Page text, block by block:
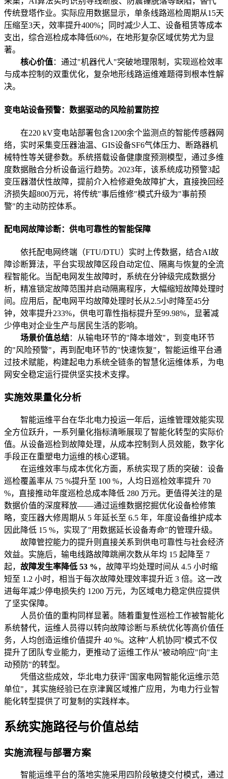
传统登塔作业。实际应用数据显示，单条线路巡检周期从15天
压缩至3天，效率提升400%；同时减少人工、设备租赁等成本
支出，综合巡检成本降低60%，在地形复杂区域优势尤为显
著。
核心价值：通过"机器代人"突破地理限制，实现巡检效率
与成本控制的双重优化，复杂地形线路运维难题得到根本性解
决。
变电站设备预警：数据驱动的风险前置防控
在220 kV变电站部署包含1200余个监测点的智能传感器网
络，实时采集变压器油温、GIS设备SF6气体压力、断路器机
械特性等关键参数。系统搭载设备健康度预测模型，通过多维
度数据融合分析设备运行趋势。2023年，该系统成功预警3起
变压器潜伏性故障，提前介入检修避免故障扩大，直接挽回经
济损失超800万元，将传统"事后维修"模式升级为"事前预
警"的主动防控体系。
配电网故障诊断：供电可靠性的智能保障
依托配电网终端（FTU/DTU）实时上传数据，结合AI故
障诊断算法，平台实现故障区段自动定位、隔离与恢复的全流
程智能化。当配电网发生故障时，系统在分钟级完成数据分
析，精准锁定故障范围并启动隔离程序，大幅缩短故障处理时
间。应用后，配电网平均故障处理时长从2.5小时降至45分
钟，效率提升233%，供电可靠性指标提升至99.98%，显著减
少停电对企业生产与居民生活的影响。
场景价值总结：从输电环节的"降本增效"，到变电环节
的"风险预警"，再到配电环节的"快速恢复"，智能运维平台通
过技术赋能，构建起电力系统全链条的智慧化运维体系，为电
网安全稳定运行提供坚实技术支撑。
实施效果量化分析
智能运维平台在华北电力投运一年后，运维管理效能实现
全方位跃升，一系列量化指标清晰展现了智能化转型的实际价
值。从设备巡检到故障处理，从成本控制到人员效能，数字化
手段正在重塑电力运维的核心逻辑。
在运维效率与成本优化方面，系统实现了质的突破：设备
巡检覆盖率从 75 %提升至 100 %，人均日巡检效率提升 70
%，直接推动年度巡检总成本降低 280 万元。更值得关注的是
数据价值的深度释放——通过运维数据挖掘优化设备检修策
略，变压器大修周期从 5 年延长至 6.5 年，年度设备维护成本
因此降低 15 %，实现了"用数据延长设备寿命"的管理升级。
故障管控能力的提升则直接关系到供电可靠性与社会经济
效益。实施后，输电线路故障跳闸次数从年均 15 起降至 7
起， 故障发生率降低 53 %，故障平均处理时间从 4.5 小时缩
短至 1.2 小时，相当于每次故障处理效率提升近 3 倍。这一改
进每年减少停电损失约 1200 万元，为区域电力稳定供应提供
了坚实保障。
人员价值的重构同样显著。随着重复性巡检工作被智能化
系统替代，运维人员得以转向故障诊断与系统优化等高价值任
务，人均创造运维价值提升 40 %。这种"人机协同"模式不仅
提升了团队专业能力，更推动了运维工作从"被动响应"向"主
动预防"的转型。
凭借这些成效，华北电力获评"国家电网智能化运维示范
单位"，其实施经验已在京津冀区域推广应用，为电力行业智
能化转型提供了可复制的实践样本。
系统实施路径与价值总结
实施流程与部署方案
智能运维平台的落地实施采用四阶段敏捷交付模式，通过